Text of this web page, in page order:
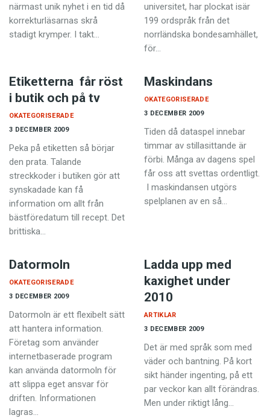
närmast unik nyhet i en tid då
korrekturläsarnas skrå
stadigt krymper. I takt…
universitet, har plockat isär
199 ordspråk från det
norrländska bondesamhället,
för…
Etiketterna får röst
i butik och på tv
3 DECEMBER 2009
OKATEGORISERADE
Peka på etiketten så börjar
den prata. Talande
streckkoder i butiken gör att
synskadade kan få
information om allt från
bästföredatum till recept. Det
brittiska…
Maskindans
3 DECEMBER 2009
OKATEGORISERADE
Tiden då dataspel innebar
timmar av stillasittande är
förbi. Många av dagens spel
får oss att svettas ordentligt.
I maskindansen utgörs
spelplanen av en så…
Datormoln
3 DECEMBER 2009
OKATEGORISERADE
Datormoln är ett flexibelt sätt
att hantera information.
Företag som använder
internetbaserade program
kan använda datormoln för
att slippa eget ansvar för
driften. Informationen
lagras…
Ladda upp med
kaxighet under
2010
3 DECEMBER 2009
ARTIKLAR
Det är med språk som med
väder och bantning. På kort
sikt händer ingenting, på ett
par veckor kan allt förändras.
Men under riktigt lång…